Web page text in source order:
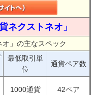
ネクストネオ」
」の主なスペック
最低取引単
位
通貨ペア数
1000通貨 42ペア